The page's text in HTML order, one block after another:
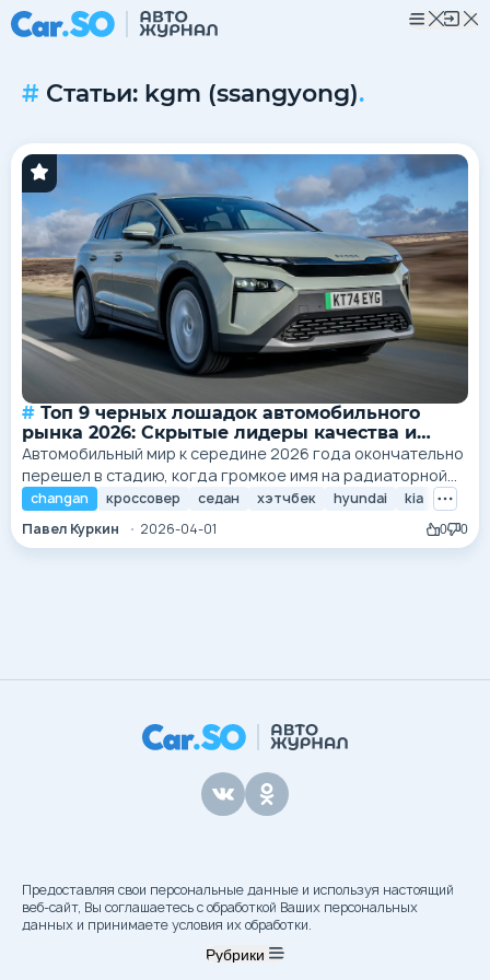
Рубрики
Статьи: kgm (ssangyong).
рынка 2026: Скрытые лидеры качества и
цены
Автомобильный мир к середине 2026 года окончательно
перешел в стадию, когда громкое имя на радиаторной
решетке больше не является гарантией превосходства.
Сегодня покупатель ищет не статус, а реальную
ценность: надежность агрегатов, современный софт,
changan кроссовер седан хэтчбек hyundai kia
Павел Куркин
2026-04-01 0 0
Предоставляя свои персональные данные и используя настоящий
веб-сайт, Вы соглашаетесь с обработкой Ваших персональных
данных и принимаете условия их обработки.